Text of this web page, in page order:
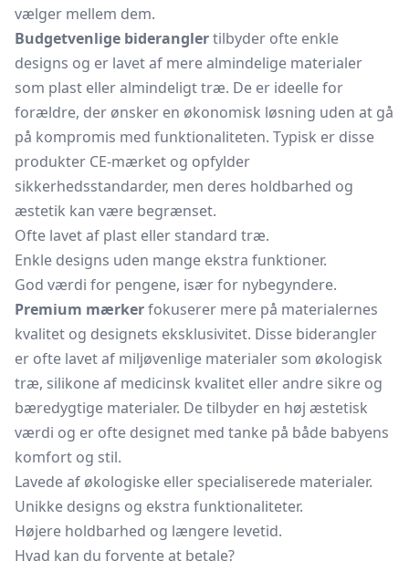
vælger mellem dem.
Budgetvenlige bideranglertilbyder ofte enkle
designs og er lavet af mere almindelige materialer
som plast eller almindeligt træ. De er ideelle for
forældre, der ønsker en økonomisk løsning uden at gå
på kompromis med funktionaliteten. Typisk er disse
produkter CE-mærket og opfylder
sikkerhedsstandarder, men deres holdbarhed og
æstetik kan være begrænset.
Ofte lavet af plast eller standard træ.
Enkle designs uden mange ekstra funktioner.
God værdi for pengene, især for nybegyndere.
Premium mærkerfokuserer mere på materialernes
kvalitet og designets eksklusivitet. Disse biderangler
er ofte lavet af miljøvenlige materialer som økologisk
træ, silikone af medicinsk kvalitet eller andre sikre og
bæredygtige materialer. De tilbyder en høj æstetisk
værdi og er ofte designet med tanke på både babyens
komfort og stil.
Lavede af økologiske eller specialiserede materialer.
Unikke designs og ekstra funktionaliteter.
Højere holdbarhed og længere levetid.
Hvad kan du forvente at betale?